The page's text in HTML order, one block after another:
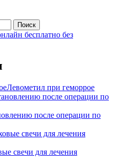
Левометил при геморрое
после операции по
свечи для лечения